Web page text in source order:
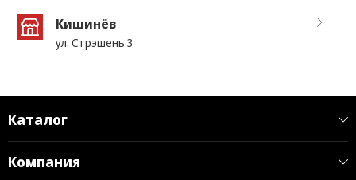
Кишинёв
ул. Стрэшень 3
Каталог
Компания